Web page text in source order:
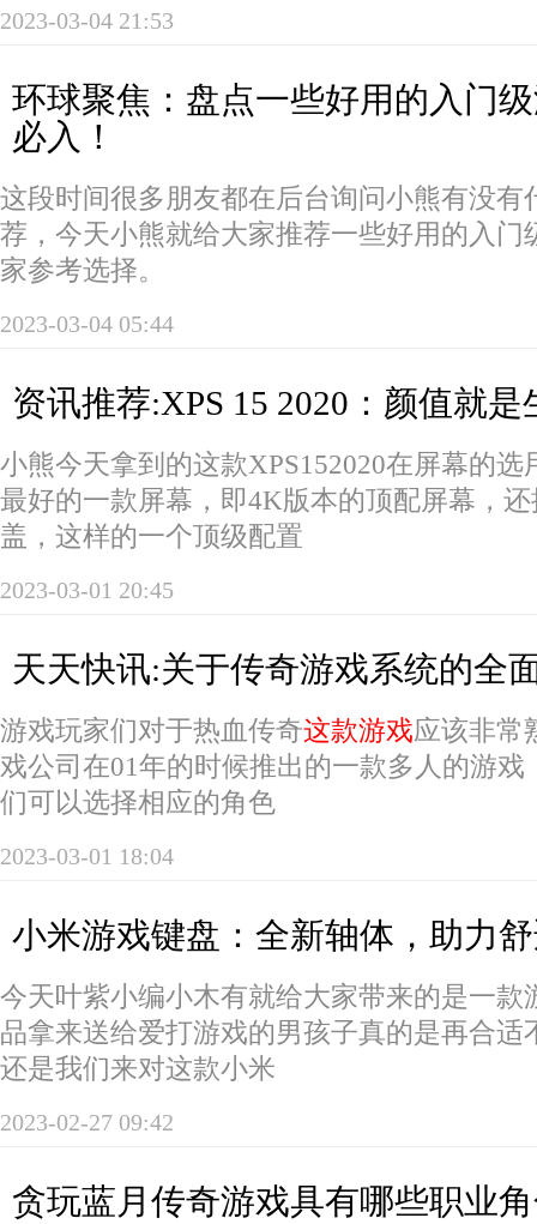
2023-03-04 21:53
环球聚焦：盘点一些好用的入门
必入！
这段时间很多朋友都在后台询问小熊有没有
荐，今天小熊就给大家推荐一些好用的入门
家参考选择。
2023-03-04 05:44
资讯推荐:XPS 15 2020：颜值就是
小熊今天拿到的这款XPS152020在屏幕的
最好的一款屏幕，即4K版本的顶配屏幕，
盖，这样的一个顶级配置
2023-03-01 20:45
天天快讯:关于传奇游戏系统的全
游戏玩家们对于热血传奇这款游戏应该非常
戏公司在01年的时候推出的一款多人的游戏
们可以选择相应的角色
2023-03-01 18:04
小米游戏键盘：全新轴体，助力
今天叶紫小编小木有就给大家带来的是一款
品拿来送给爱打游戏的男孩子真的是再合适
还是我们来对这款小米
2023-02-27 09:42
贪玩蓝月传奇游戏具有哪些职业